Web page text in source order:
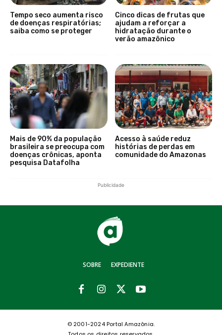
Tempo seco aumenta risco
de doenças respiratórias;
saiba como se proteger
Cinco dicas de frutas que
ajudam a reforçar a
hidratação durante o
verão amazônico
Mais de 90% da população
brasileira se preocupa com
doenças crônicas, aponta
pesquisa Datafolha
Acesso à saúde reduz
histórias de perdas em
comunidade do Amazonas
Publicidade
SOBRE EXPEDIENTE
© 2001-2024 Portal Amazônia.